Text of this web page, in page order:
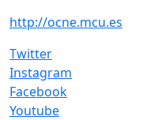
http://ocne.mcu.es
Twitter
Instagram
Facebook
Youtube